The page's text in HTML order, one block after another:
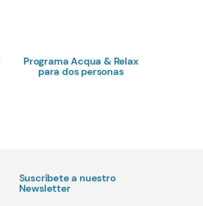
Programa Acqua & Relax
para dos personas
€
Suscríbete a nuestro
Newsletter